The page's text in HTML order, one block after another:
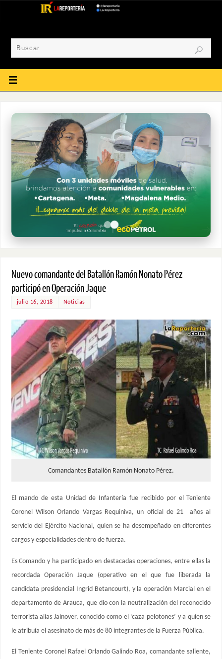
Nuevo comandante del Batallón Ramón Nonato Pérez
participó en Operación Jaque
julio 16, 2018 Noticias
Comandantes Batallón Ramón Nonato Pérez.
El mando de esta Unidad de Infantería fue recibido por el Teniente
Coronel Wilson Orlando Vargas Requiniva, un oficial de 21 años al
servicio del Ejército Nacional, quien se ha desempeñado en diferentes
cargos y especialidades dentro de fuerza.
Es Comando y ha participado en destacadas operaciones, entre ellas la
recordada Operación Jaque (operativo en el que fue liberada la
candidata presidencial Ingrid Betancourt), y la operación Marcial en el
departamento de Arauca, que dio con la neutralización del reconocido
terrorista alias Jainover, conocido como el ‘caza pelotones’ y a quien se
le atribuía el asesinato de más de 80 integrantes de la Fuerza Pública.
El Teniente Coronel Rafael Orlando Galindo Roa, comandante saliente,